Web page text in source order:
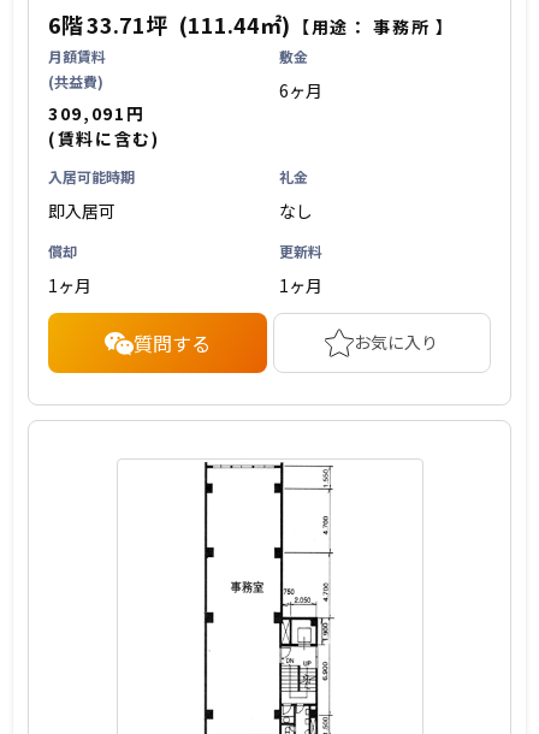
6階33.71坪 (111.44㎡) 【用途：事務所 】
月額賃料
(共益費)
309,091円
(賃料に含む)
敷金
6ヶ月
入居可能時期
即入居可
礼金
なし
償却
1ヶ月
更新料
1ヶ月
質問する お気に入り